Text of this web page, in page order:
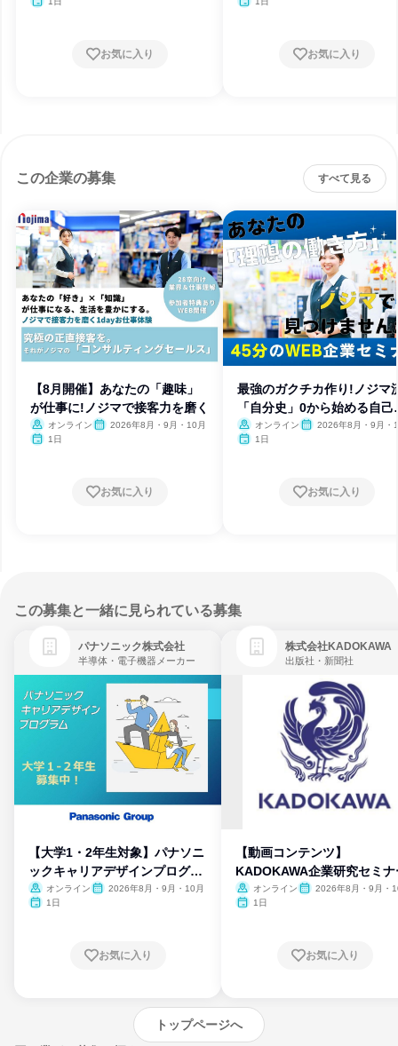
お気に入り お気に入り
この企業の募集 すべて見る
【8月開催】あなたの「趣味」
が仕事に!ノジマで接客力を磨く
オンライン
2026年8月・9月・10月
1日
お気に入り
最強のガクチカ作り!ノジマ
「自分史」0から始める自己
析
オンライン
2026年8月・9月・
1日
お気に入り
この募集と一緒に見られている募集
パナソニック株式会社
半導体・電子機器メーカー
【大学1・2年生対象】パナソニ
ックキャリアデザインプログラ
ム
オンライン
2026年8月・9月・10月
1日
お気に入り
株式会社KADOKAWA
出版社・新聞社
【動画コンテンツ】
KADOKAWA企業研究セミナ
オンライン
2026年8月・9月・
1日
お気に入り
トップページへ